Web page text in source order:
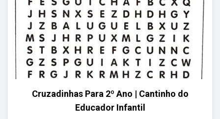
Cruzadinhas Para 2º Ano | Cantinho do
Educador Infantil